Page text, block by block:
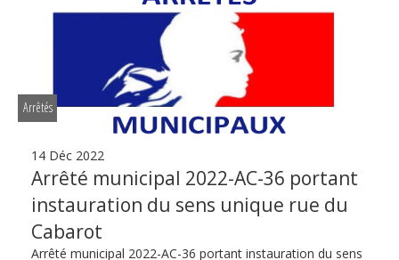
Arrêtés
14 Déc 2022
Arrêté municipal 2022-AC-36 portant
instauration du sens unique rue du
Cabarot
Arrêté municipal 2022-AC-36 portant instauration du sens